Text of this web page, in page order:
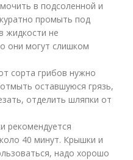
в подсоленной и
промыть под
жидкости не
они могут слишком
сорта грибов нужно
оставшуюся грязь,
отделить шляпки от
рекомендуется
40 минут. Крышки и
надо хорошо